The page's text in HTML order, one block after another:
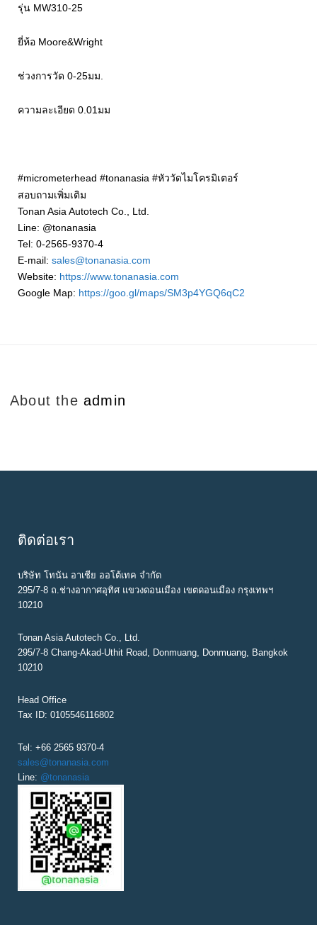
รุ่น MW310-25
ยี่ห้อ Moore&Wright
ช่วงการวัด 0-25มม.
ความละเอียด 0.01มม
#micrometerhead #tonanasia #หัววัดไมโครมิเตอร์
สอบถามเพิ่มเติม
Tonan Asia Autotech Co., Ltd.
Line: @tonanasia
Tel: 0-2565-9370-4
E-mail: sales@tonanasia.com
Website: https://www.tonanasia.com
Google Map: https://goo.gl/maps/SM3p4YGQ6qC2
About the admin
ติดต่อเรา
บริษัท โทนัน อาเชีย ออโต้เทค จำกัด
295/7-8 ถ.ช่างอากาศอุทิศ แขวงดอนเมือง เขตดอนเมือง กรุงเทพฯ
10210
Tonan Asia Autotech Co., Ltd.
295/7-8 Chang-Akad-Uthit Road, Donmuang, Donmuang, Bangkok
10210
Head Office
Tax ID: 0105546116802
Tel: +66 2565 9370-4
sales@tonanasia.com
Line: @tonanasia